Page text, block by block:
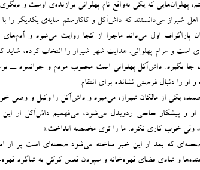
پهلوان‌هایی که یکی به‌واقع نام پهلوانی برازنده‌ی اوست و
شیراز می‌دانستند که داش‌آکل و کاکارستم سایه‌ی یکدیگر را
پاراگراف اول می‌داند ماجرا از کجا روایت می‌شود و
است و مرام پهلوانی. هدایت شهر شیراز را انتخاب کرده، شاید
بگیرد. داش‌آکل پهلوانی است محبوب مردم و جوانمرد ــ
و او را دنبال فرصتی نشانده برای انتقام.
یکی از مالکان شیراز، می‌میرد و داش‌آکل را وکیل و وصی
او و پیشکار حاجی ردوبدل می‌شود، می‌فهمیم داش‌آکل از این
ولی خوب کاری نکرد. ما را توی مخمصه انداخت.»
که بعد از این خبر ساخته می‌شود صحنه‌ای است پر از
و شادی فضای قهوه‌خانه و سپردن قفس کرکی به شاگرد